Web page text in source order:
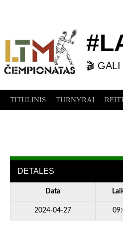
🎬
TITULINIS TURNYRAI
DETALĖS
Data
2024-04-27